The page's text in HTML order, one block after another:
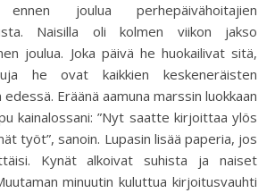
joulua perhepäivähoitajien
Naisilla oli kolmen viikon jakso
joulua. Joka päivä he huokailivat sitä,
he ovat kaikkien keskeneräisten
Eräänä aamuna marssin luokkaan
kainalossani: ”Nyt saatte kirjoittaa ylös
työt”, sanoin. Lupasin lisää paperia, jos
Kynät alkoivat suhista ja naiset
minuutin kuluttua kirjoitusvauhti